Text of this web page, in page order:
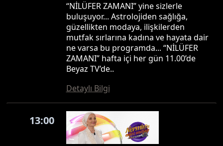
“NİLÜFER ZAMANI” yine sizlerle
buluşuyor... Astrolojiden sağlığa,
güzellikten modaya, ilişkilerden
mutfak sırlarına kadına ve hayata dair
ne varsa bu programda... “NİLÜFER
ZAMANI” hafta içi her gün 11.00’de
Beyaz TV’de..
Detaylı Bilgi
13:00